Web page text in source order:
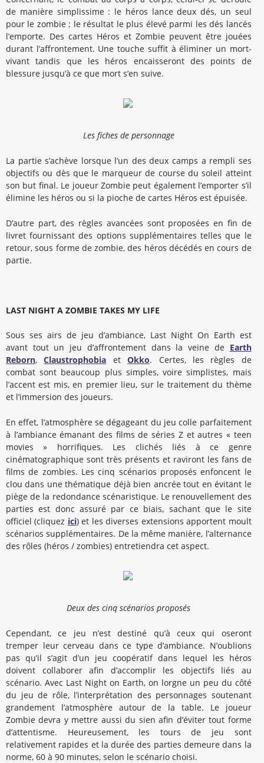
de manière simplissime : le héros lance deux dés, un seul
pour le zombie ; le résultat le plus élevé parmi les dés lancés
l’emporte. Des cartes Héros et Zombie peuvent être jouées
durant l’affrontement. Une touche suffit à éliminer un mort-
vivant tandis que les héros encaisseront des points de
blessure jusqu’à ce que mort s’en suive.
Les fiches de personnage
La partie s’achève lorsque l’un des deux camps a rempli ses
objectifs ou dès que le marqueur de course du soleil atteint
son but final. Le joueur Zombie peut également l’emporter s’il
élimine les héros ou si la pioche de cartes Héros est épuisée.
D’autre part, des règles avancées sont proposées en fin de
livret fournissant des options supplémentaires telles que le
retour, sous forme de zombie, des héros décédés en cours de
partie.
LAST NIGHT A ZOMBIE TAKES MY LIFE
Sous ses airs de jeu d’ambiance, Last Night On Earth est
avant tout un jeu d’affrontement dans la veine de Earth
Reborn,Claustrophobia etOkko. Certes, les règles de
combat sont beaucoup plus simples, voire simplistes, mais
l’accent est mis, en premier lieu, sur le traitement du thème
et l’immersion des joueurs.
En effet, l’atmosphère se dégageant du jeu colle parfaitement
à l’ambiance émanant des films de séries Z et autres « teen
movies » horrifiques. Les clichés liés à ce genre
cinématographique sont très présents et raviront les fans de
films de zombies. Les cinq scénarios proposés enfoncent le
clou dans une thématique déjà bien ancrée tout en évitant le
piège de la redondance scénaristique. Le renouvellement des
parties est donc assuré par ce biais, sachant que le site
officiel (cliquez ici) et les diverses extensions apportent moult
scénarios supplémentaires. De la même manière, l’alternance
des rôles (héros / zombies) entretiendra cet aspect.
Deux des cinq scénarios proposés
Cependant, ce jeu n’est destiné qu’à ceux qui oseront
tremper leur cerveau dans ce type d’ambiance. N’oublions
pas qu’il s’agit d’un jeu coopératif dans lequel les héros
doivent collaborer afin d’accomplir les objectifs liés au
scénario. Avec Last Night on Earth, on lorgne un peu du côté
du jeu de rôle, l’interprétation des personnages soutenant
grandement l’atmosphère autour de la table. Le joueur
Zombie devra y mettre aussi du sien afin d’éviter tout forme
d’attentisme. Heureusement, les tours de jeu sont
relativement rapides et la durée des parties demeure dans la
norme, 60 à 90 minutes, selon le scénario choisi.